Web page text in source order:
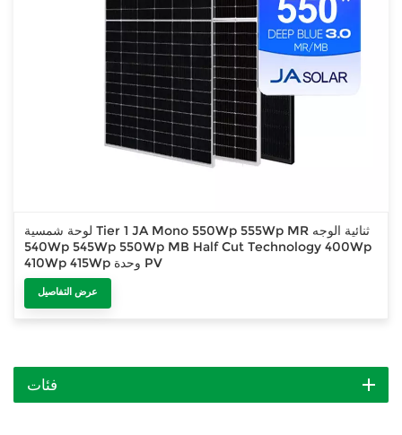
لوحة شمسية Tier 1 JA Mono 550Wp 555Wp MR ثنائية الوجه
540Wp 545Wp 550Wp MB Half Cut Technology 400Wp
410Wp 415Wp وحدة PV
عرض التفاصيل
فئات